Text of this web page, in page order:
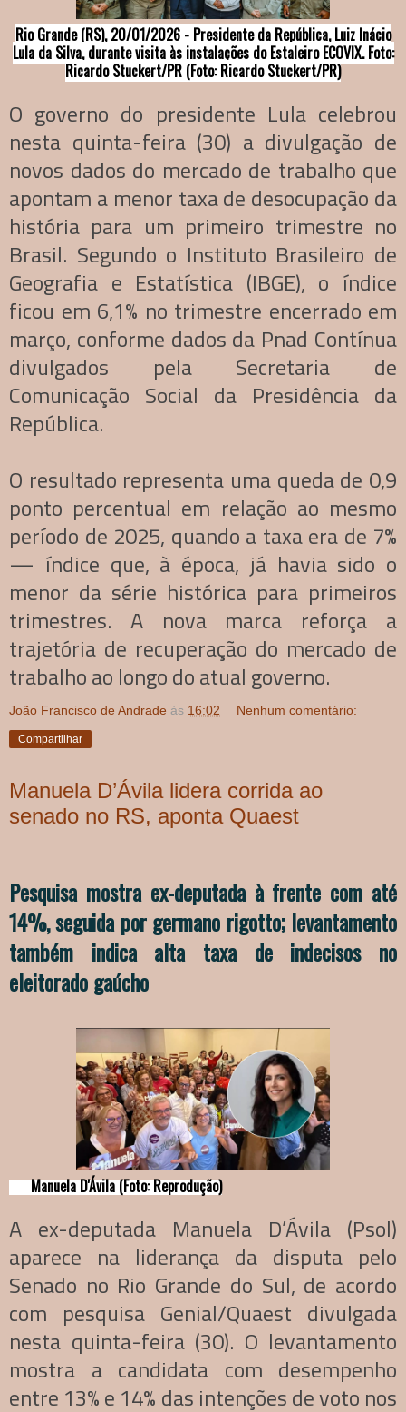
Rio Grande (RS), 20/01/2026 - Presidente da República, Luiz Inácio
Lula da Silva, durante visita às instalações do Estaleiro ECOVIX. Foto:
Ricardo Stuckert/PR (Foto: Ricardo Stuckert/PR)
O governo do presidente Lula celebrou
nesta quinta-feira (30) a divulgação de
novos dados do mercado de trabalho que
apontam a menor taxa de desocupação da
história para um primeiro trimestre no
Brasil. Segundo o Instituto Brasileiro de
Geografia e Estatística (IBGE), o índice
ficou em 6,1% no trimestre encerrado em
março, conforme dados da Pnad Contínua
divulgados pela Secretaria de
Comunicação Social da Presidência da
República.
O resultado representa uma queda de 0,9
ponto percentual em relação ao mesmo
período de 2025, quando a taxa era de 7%
— índice que, à época, já havia sido o
menor da série histórica para primeiros
trimestres. A nova marca reforça a
trajetória de recuperação do mercado de
trabalho ao longo do atual governo.
João Francisco de Andrade às 16:02 Nenhum comentário:
Compartilhar
Manuela D’Ávila lidera corrida ao
senado no RS, aponta Quaest
Pesquisa mostra ex-deputada à frente com até
14%, seguida por germano rigotto; levantamento
também indica alta taxa de indecisos no
eleitorado gaúcho
Manuela D'Ávila (Foto: Reprodução)
A ex-deputada Manuela D’Ávila (Psol)
aparece na liderança da disputa pelo
Senado no Rio Grande do Sul, de acordo
com pesquisa Genial/Quaest divulgada
nesta quinta-feira (30). O levantamento
mostra a candidata com desempenho
entre 13% e 14% das intenções de voto nos